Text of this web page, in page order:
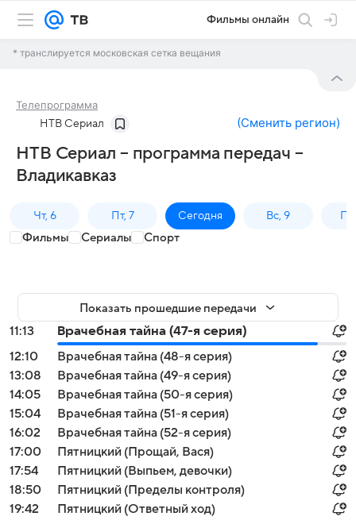
Фильмы онлайн
* транслируется московская сетка вещания
Телепрограмма
НТВ Сериал (Сменить регион)
НТВ Сериал – программа передач –
Владикавказ
Чт, 6 Пт, 7 Сегодня Вс, 9
Фильмы Сериалы Спорт
Показать прошедшие передачи
11:13
Врачебная тайна (47-я серия)
12:10
Врачебная тайна (48-я серия)
13:08
Врачебная тайна (49-я серия)
14:05
Врачебная тайна (50-я серия)
15:04
Врачебная тайна (51-я серия)
16:02
Врачебная тайна (52-я серия)
17:00
Пятницкий (Прощай, Вася)
17:54
Пятницкий (Выпьем, девочки)
18:50
Пятницкий (Пределы контроля)
19:42
Пятницкий (Ответный ход)